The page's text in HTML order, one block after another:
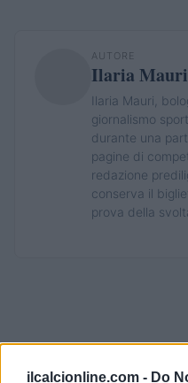
ilcalcionline.com - Do
AUTORE
Ilaria Mauri
Ilaria Mauri,
giornalismo
durante una
pagine di
redazione
conserva il
prova della